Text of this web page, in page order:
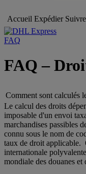
Accueil Expédier Suivre
FAQ
FAQ –
Comment sont calculés
Le calcul des droits
imposable d'un envoi
marchandises passibles
connu sous le nom de
taux de droit applicable.
internationale
mondiale des douanes